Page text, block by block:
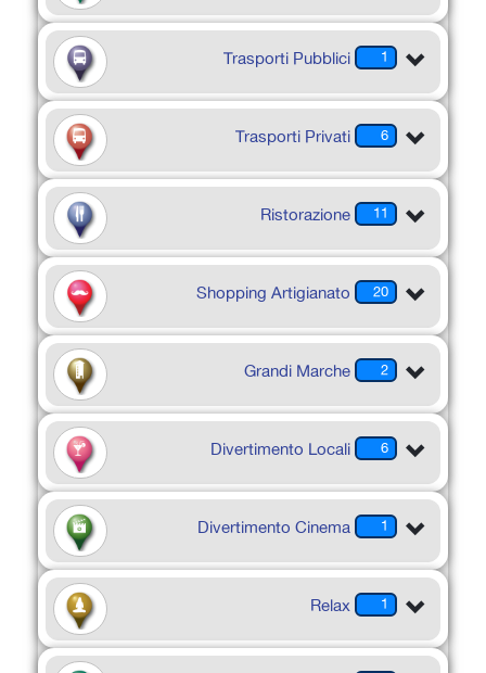
1
Trasporti Pubblici
6
Trasporti Privati
11
Ristorazione
20
Shopping Artigianato
2
Grandi Marche
6
Divertimento Locali
1
Divertimento Cinema
1
Relax